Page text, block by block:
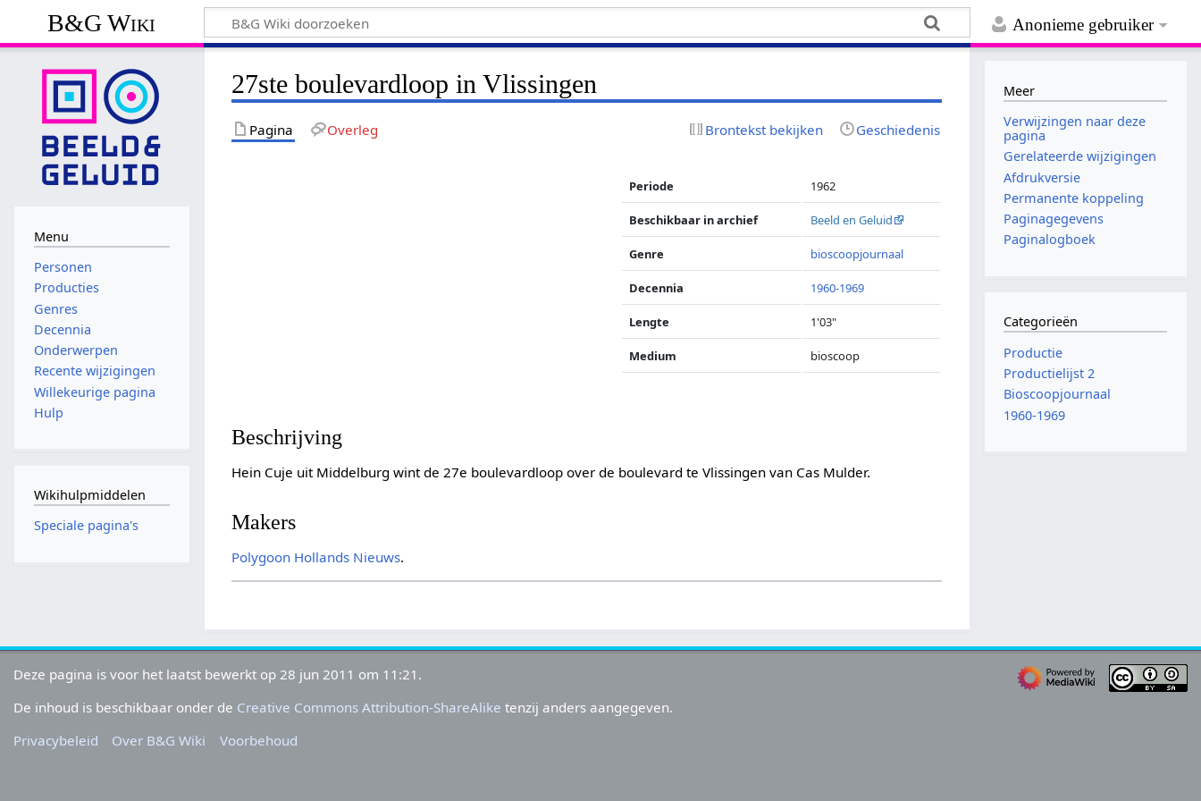
Anonieme gebruiker
B&G Wiki
27ste boulevardloop in Vlissingen
Pagina Overleg Brontekst bekijken Geschiedenis
Periode 1962
Beschikbaar in archief Beeld en Geluid
Genre bioscoopjournaal
Decennia 1960-1969
Lengte 1'03"
Medium bioscoop
Beschrijving
Hein Cuje uit Middelburg wint de 27e boulevardloop over de boulevard te Vlissingen van Cas Mulder.
Makers
Polygoon Hollands Nieuws.
Menu
Personen
Producties
Genres
Decennia
Onderwerpen
Recente wijzigingen
Willekeurige pagina
Hulp
Wikihulpmiddelen
Speciale pagina's
Meer
Verwijzingen naar deze
pagina
Gerelateerde wijzigingen
Afdrukversie
Permanente koppeling
Paginagegevens
Paginalogboek
Categorieën
Productie
Productielijst 2
Bioscoopjournaal
1960-1969
Deze pagina is voor het laatst bewerkt op 28 jun 2011 om 11:21.
De inhoud is beschikbaar onder de Creative Commons Attribution-ShareAlike tenzij anders aangegeven.
Privacybeleid
Over B&G Wiki Voorbehoud